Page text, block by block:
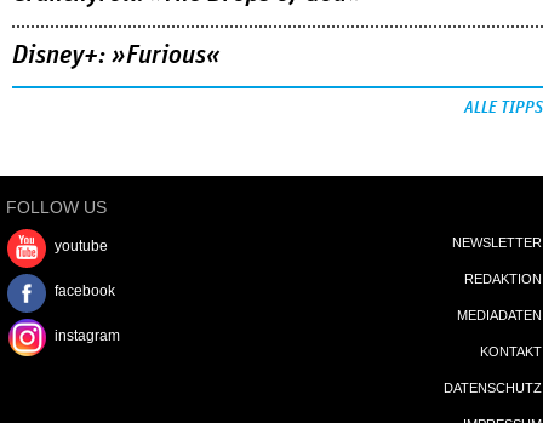
Disney+: »Furious«
ALLE TIPPS
FOLLOW US
youtube
facebook
instagram
NEWSLETTER
REDAKTION
MEDIADATEN
KONTAKT
DATENSCHUTZ